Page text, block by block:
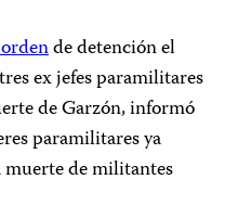
de detención el
ex jefes paramilitares
de Garzón, informó
paramilitares ya
muerte de militantes